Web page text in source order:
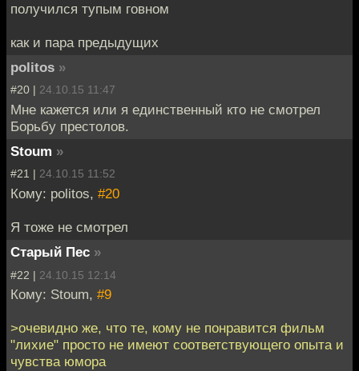
получился тупым говном
как и пара предыдущих
politos »
#20 | 24.10.15 11:47
Мне кажется или я единственный кто не смотрел
Борьбу престолов.
Stoum »
#21 | 24.10.15 11:52
Кому: politos, #20
Я тоже не смотрел
Старый Пес »
#22 | 24.10.15 12:14
Кому: Stoum, #9
>очевидно же, что те, кому не понравится фильм
"лихие" просто не имеют соответствующего опыта и
чувства юмора